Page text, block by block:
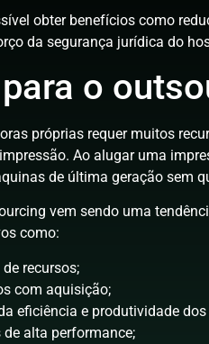
obter benefícios como
da segurança jurídica do
o
próprias requer muitos
Ao alugar uma
de última geração sem
vem sendo uma
como:
recursos;
com aquisição;
eficiência e produtividade dos
alta performance;